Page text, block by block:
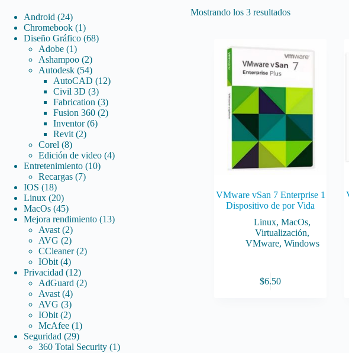
Mostrando los 3 resultados
VMware vSan 7 Enterprise 1
Dispositivo de por Vida
Linux,MacOs,
Virtualización,
VMware, Windows
$6.50
Android 2424
productos
Chromebook 11
producto
Diseño Gráfico 6868
Adobe 11
producto
Ashampoo 22
productos
Autodesk 5454
productos
AutoCAD 1212
Civil 3D 33
productos
Fabrication 33
productos
Fusion 360 22
Inventor 66
Revit 22
Corel 88
productos
Edición de video 44
Entretenimiento 1010
Recargas 77
IOS 1818
productos
Linux 2020
productos
MacOs 4545
productos
Mejora rendimiento 1313
Avast 22
productos
AVG 22
productos
CCleaner 22
IObit 44
productos
Privacidad 1212
productos
AdGuard 22
Avast 44
productos
AVG 33
productos
IObit 22
productos
McAfee 11
producto
Seguridad 2929
productos
360 Total Security 11